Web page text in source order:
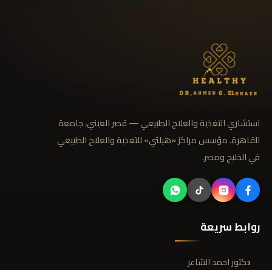
استشاري التغذية والعلاج الطبيعي — قصر العيني، جامعة
القاهرة. مؤسس مراكز «هيلثي» للتغذية والعلاج الطبيعي
في الخليج ومصر.
روابط سريعة
دكتور احمد الشاعر